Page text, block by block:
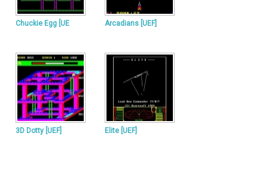
Chuckie Egg [UE Arcadians [UEF]
3D Dotty [UEF] Elite [UEF]